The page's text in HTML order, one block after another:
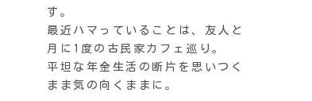
す。
最近ハマっていることは、友人と
月に1度の古民家カフェ巡り。
平坦な年金生活の断片を思いつく
まま気の向くままに。